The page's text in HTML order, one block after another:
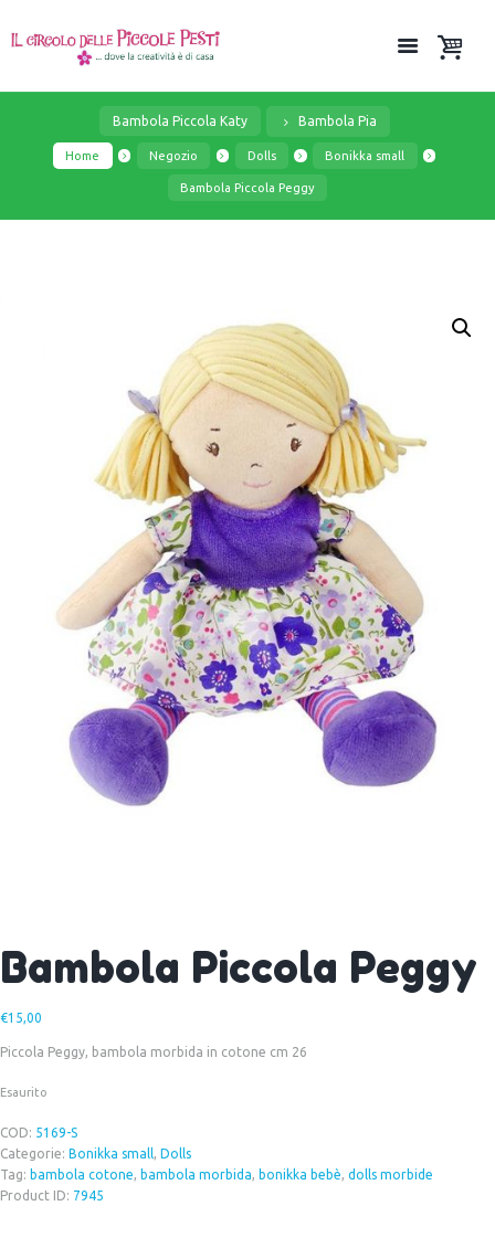
Bambola Piccola Katy Bambola Pia
Home Negozio Dolls Bonikka small
Bambola Piccola Peggy
Bambola Piccola Peggy
€15,00
Piccola Peggy, bambola morbida in cotone cm 26
Esaurito
COD: 5169-S
Categorie: Bonikka small, Dolls
Tag: bambola cotone, bambola morbida, bonikka bebè, dolls morbide
Product ID: 7945